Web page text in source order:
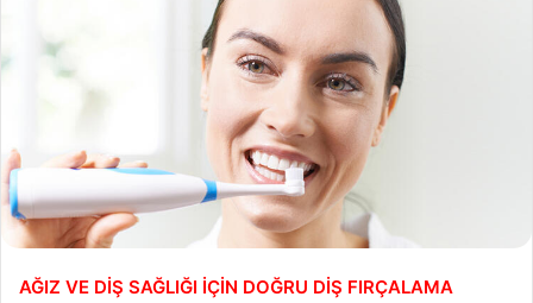
AĞIZ VE DİŞ SAĞLIĞI İÇİN DOĞRU DİŞ FIRÇALAMA